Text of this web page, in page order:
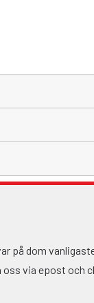
på dom
via epost och